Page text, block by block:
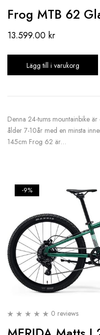
Frog MTB 62
13.599.00 kr
Lägg till i varukorg
Denna 24-tums mountainbike
ålder 7-10år med en minsta
145cm Frog 62 är…
-9%
0 reviews